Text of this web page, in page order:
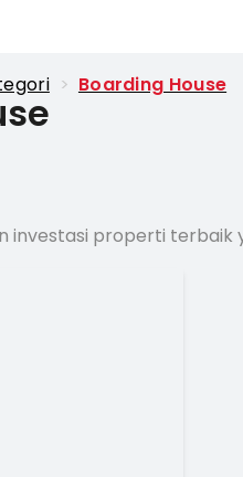
> Boarding House
investasi properti terbaik